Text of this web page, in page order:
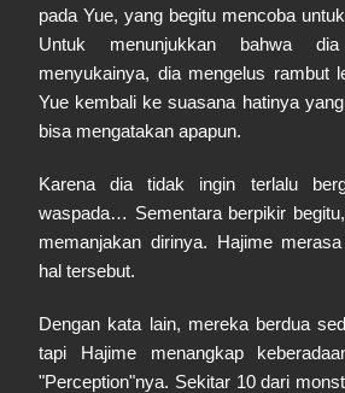
pada Yue, yang begitu mencoba
Untuk menunjukkan bahwa
menyukainya, dia mengelus rambut
Yue kembali ke suasana hatinya
bisa mengatakan apapun.
Karena dia tidak ingin terlalu
waspada… Sementara berpikir
memanjakan dirinya. Hajime
hal tersebut.
Dengan kata lain, mereka berdua
tapi Hajime menangkap
"Perception"nya. Sekitar 10 dari